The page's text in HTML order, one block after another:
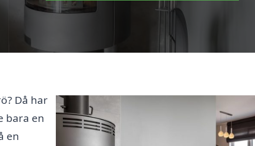
Då har
bara en
en